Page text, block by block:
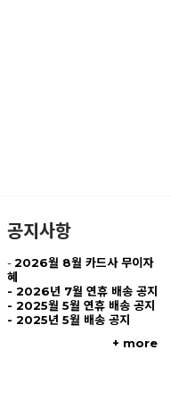
공지사항
-2026월 8월 카드사 무이자
혜
- 2026년 7월 연휴 배송 공지
- 2025월 5월 연휴 배송 공지
- 2025년 5월 배송 공지
+ more